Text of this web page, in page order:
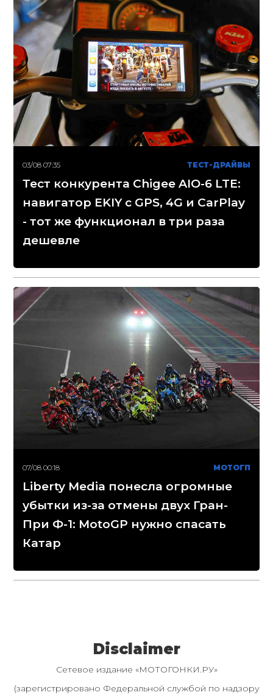
03/08 07:35 ТЕСТ-ДРАЙВЫ
Тест конкурента Chigee AIO-6 LTE:
навигатор EKIY с GPS, 4G и CarPlay
- тот же функционал в три раза
дешевле
07/08 00:18 МОТОГП
Liberty Media понесла огромные
убытки из-за отмены двух Гран-
При Ф-1: MotoGP нужно спасать
Катар
Disclaimer
Сетевое издание «МОТОГОНКИ.РУ»
(зарегистрировано Федеральной службой по надзору